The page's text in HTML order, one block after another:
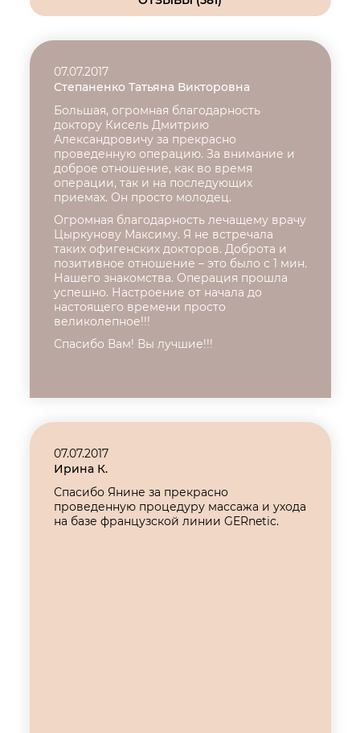
07.07.2017
Степаненко Татьяна Викторовна
Большая, огромная благодарность
доктору Кисель Дмитрию
Александровичу за прекрасно
проведенную операцию. За внимание и
доброе отношение, как во время
операции, так и на последующих
приемах. Он просто молодец.
Огромная благодарность лечащему врачу
Цыркунову Максиму. Я не встречала
таких офигенских докторов. Доброта и
позитивное отношение – это было с 1 мин.
Нашего знакомства. Операция прошла
успешно. Настроение от начала до
настоящего времени просто
великолепное!!!
Спасибо Вам! Вы лучшие!!!
07.07.2017
Ирина К.
Спасибо Янине за прекрасно
проведенную процедуру массажа и ухода
на базе французской линии GERnetic.